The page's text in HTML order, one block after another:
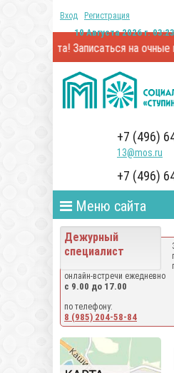
Вход Регистрация
10 Августа 2026 г.
сайта! Записаться на очные
+7 (496)
13@mos.ru
+7 (496)
Меню сайта
Дежурный
специалист
онлайн-встречи ежедневно
с 9.00 до 17.00
по телефону:
8 (985) 204-58-84